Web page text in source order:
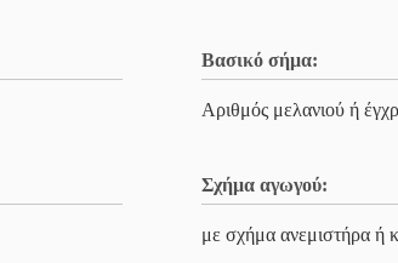
Βασικό σήμα:
Αριθμός μελανιού ή
Σχήμα αγωγού:
με σχήμα ανεμιστήρα ή